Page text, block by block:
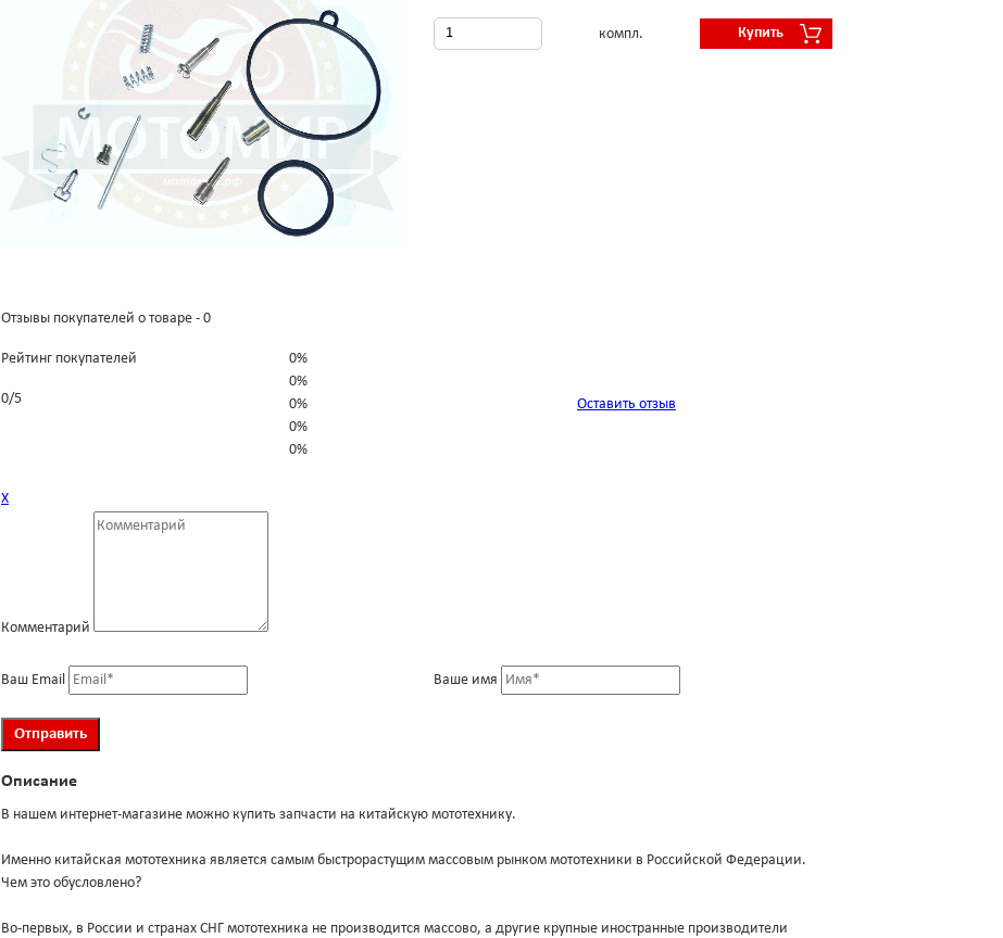
компл. Купить
Отзывы покупателей о товаре - 0
Рейтинг покупателей
0/5
0%
0%
0%
0%
0%
Оставить отзыв
Х
Комментарий
Ваш Email Ваше имя
Описание
В нашем интернет-магазине можно купить запчасти на китайскую мототехнику.
Именно китайская мототехника является самым быстрорастущим массовым рынком мототехники в Российской Федерации.
Чем это обусловлено?
Во-первых, в России и странах СНГ мототехника не производится массово, а другие крупные иностранные производители